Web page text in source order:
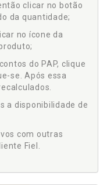
clicar no botão
da quantidade;
no ícone da
do PAP, clique
se. Após essa
a disponibilidade de
com outras
Fiel.